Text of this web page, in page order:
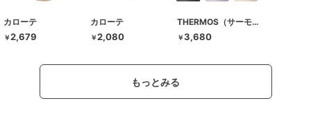
カローテ
￥2,679
カローテ
￥2,080
THERMOS（サーモス）
￥3,680
もっとみる